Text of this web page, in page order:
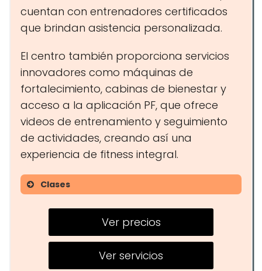
cuentan con entrenadores certificados
que brindan asistencia personalizada.
El centro también proporciona servicios
innovadores como máquinas de
fortalecimiento, cabinas de bienestar y
acceso a la aplicación PF, que ofrece
videos de entrenamiento y seguimiento
de actividades, creando así una
experiencia de fitness integral.
Clases
Cursos de crossfit para
principiantes
Entrenamientos en grupo
Clases personalizadas con
Ver precios
Ver servicios